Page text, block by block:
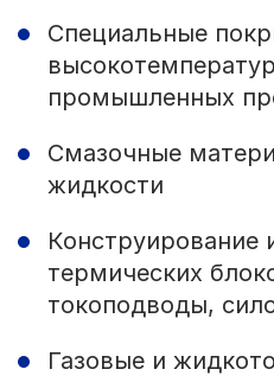
Специальные
промышленных
Смазочные
жидкости
Конструирование
термических
токоподводы,
Газовые и